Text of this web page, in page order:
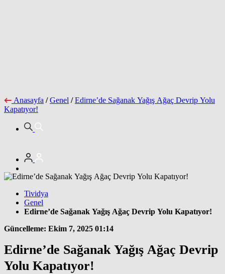
Anasayfa / Genel / Edirne’de Sağanak Yağış Ağaç Devrip Yolu
Kapatıyor!
Tividya
Genel
Edirne’de Sağanak Yağış Ağaç Devrip Yolu Kapatıyor!
Güncelleme: Ekim 7, 2025 01:14
Edirne’de Sağanak Yağış Ağaç Devrip
Yolu Kapatıyor!